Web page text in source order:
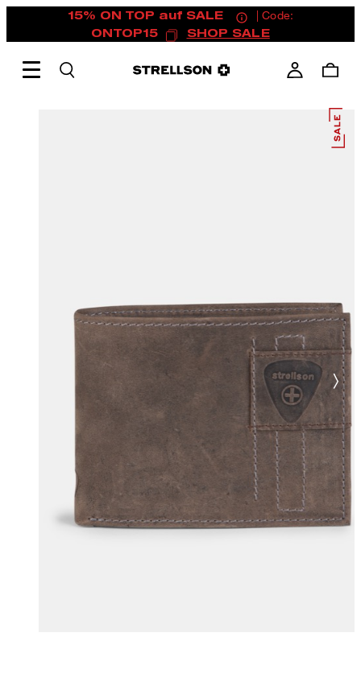
15% ON TOP auf SALE
| Code:
ONTOP15
SHOP SALE